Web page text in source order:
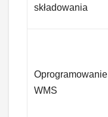
składowania
Oprogramowanie
WMS